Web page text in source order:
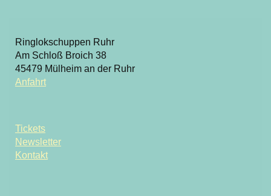
Ringlokschuppen Ruhr
Am Schloß Broich 38
45479 Mülheim an der Ruhr
Anfahrt
Tickets
Newsletter
Kontakt